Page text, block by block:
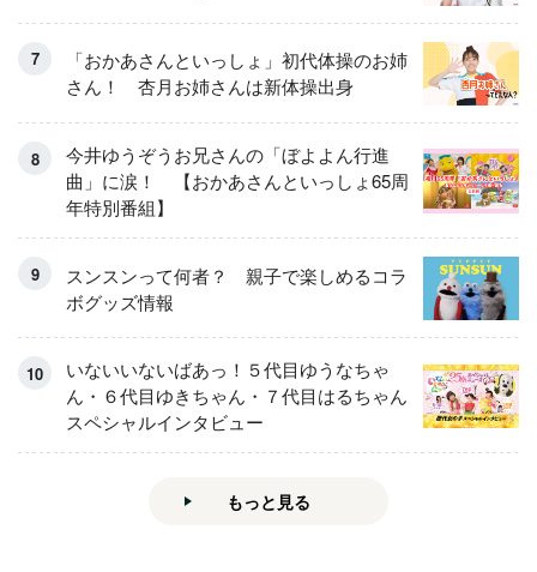
「おかあさんといっしょ」初代体操のお姉
さん！ 杏月お姉さんは新体操出身
今井ゆうぞうお兄さんの「ぼよよん行進
曲」に涙！ 【おかあさんといっしょ65周
年特別番組】
スンスンって何者？ 親子で楽しめるコラ
ボグッズ情報
いないいないばあっ！５代目ゆうなちゃ
ん・６代目ゆきちゃん・７代目はるちゃん
スペシャルインタビュー
もっと見る